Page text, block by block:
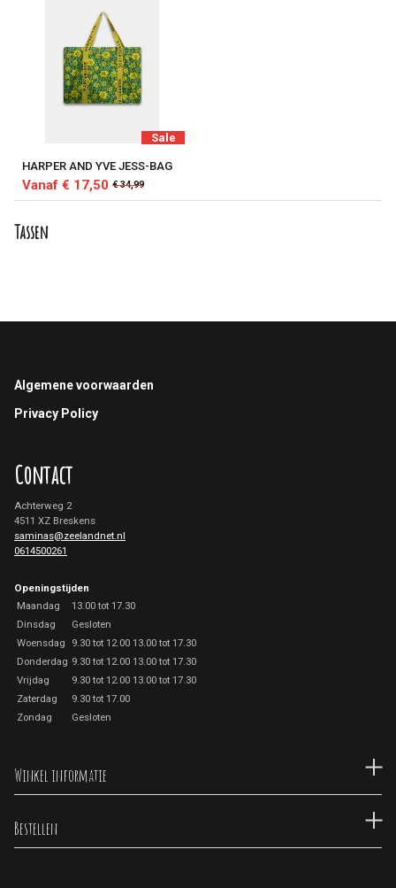
Sale
HARPER AND YVE JESS-BAG
Vanaf € 17,50 € 34,99
Tassen
Footer
Algemene voorwaarden
Privacy Policy
Contact
Achterweg 2
4511 XZ Breskens
saminas@zeelandnet.nl
0614500261
Openingstijden
Maandag
13.00 tot 17.30
Dinsdag
Gesloten
Woensdag
9.30 tot 12.00 13.00 tot 17.30
Donderdag 9.30 tot 12.00 13.00 tot 17.30
Vrijdag
9.30 tot 12.00 13.00 tot 17.30
Zaterdag
9.30 tot 17.00
Zondag
Gesloten
Winkel informatie
Bestellen